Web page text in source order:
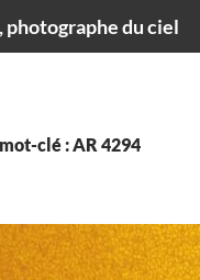
du ciel
clé : AR 4294